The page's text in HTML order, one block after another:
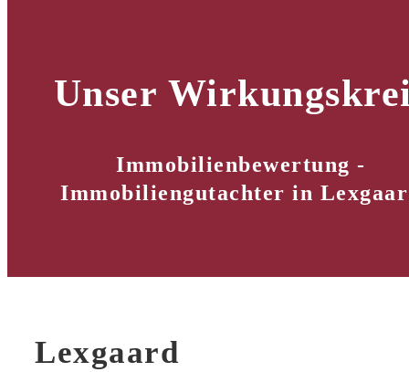
Unser
Immobilienbewertung -
Immobiliengutachter in
Lexgaard